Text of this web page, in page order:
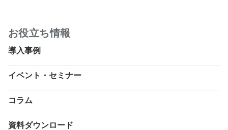
お役立ち情報
導入事例
イベント・セミナー
コラム
資料ダウンロード